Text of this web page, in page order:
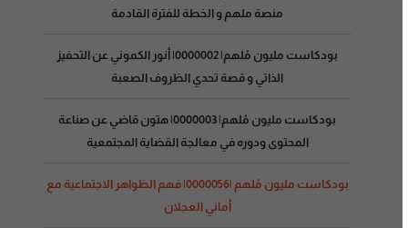
منصة ملهم و الخطة للفترة القادمة
بودكاست مليون مُلهم| 0000002| أنور الكموني عن التحفيز
الذاتي و قصة تحدي الظروف الصعبة
بودكاست مليون مُلهم| 0000003| هتون قاضي عن صناعة
المحتوى ودوره في معالجة القضاية المجتمعية
بودكاست مليون مُلهم |0000056| فهم الظواهر الاجتماعية مع
أماني العجلان